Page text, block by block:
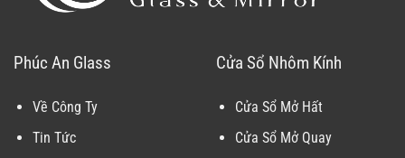
Phúc An Glass
Về Công Ty
Tin Tức
Cửa Sổ Nhôm Kính
Cửa Sổ Mở Hất
Cửa Sổ Mở Quay